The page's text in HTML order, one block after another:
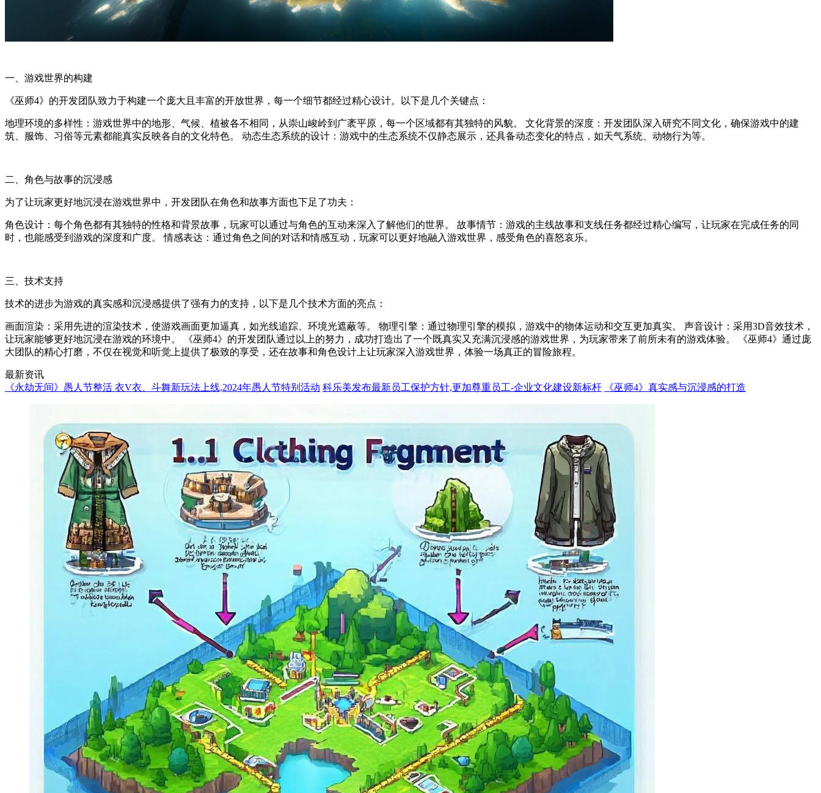
一、游戏世界的构建
《巫师4》的开发团队致力于构建一个庞大且丰富的开放世界，每一个细节都经过精心设计。以下是几个关键点：
地理环境的多样性：游戏世界中的地形、气候、植被各不相同，从崇山峻岭到广袤平原，每一个区域都有其独特的风貌。 文化背景的深度：开发团队深入研究不同文化，确保游戏中的建
筑、服饰、习俗等元素都能真实反映各自的文化特色。 动态生态系统的设计：游戏中的生态系统不仅静态展示，还具备动态变化的特点，如天气系统、动物行为等。
二、角色与故事的沉浸感
为了让玩家更好地沉浸在游戏世界中，开发团队在角色和故事方面也下足了功夫：
角色设计：每个角色都有其独特的性格和背景故事，玩家可以通过与角色的互动来深入了解他们的世界。 故事情节：游戏的主线故事和支线任务都经过精心编写，让玩家在完成任务的同
时，也能感受到游戏的深度和广度。 情感表达：通过角色之间的对话和情感互动，玩家可以更好地融入游戏世界，感受角色的喜怒哀乐。
三、技术支持
技术的进步为游戏的真实感和沉浸感提供了强有力的支持，以下是几个技术方面的亮点：
画面渲染：采用先进的渲染技术，使游戏画面更加逼真，如光线追踪、环境光遮蔽等。 物理引擎：通过物理引擎的模拟，游戏中的物体运动和交互更加真实。 声音设计：采用3D音效技术，
让玩家能够更好地沉浸在游戏的环境中。 《巫师4》的开发团队通过以上的努力，成功打造出了一个既真实又充满沉浸感的游戏世界，为玩家带来了前所未有的游戏体验。 《巫师4》通过庞
大团队的精心打磨，不仅在视觉和听觉上提供了极致的享受，还在故事和角色设计上让玩家深入游戏世界，体验一场真正的冒险旅程。
最新资讯
《永劫无间》愚人节整活 衣V衣、斗舞新玩法上线,2024年愚人节特别活动 科乐美发布最新员工保护方针,更加尊重员工-企业文化建设新标杆 《巫师4》真实感与沉浸感的打造